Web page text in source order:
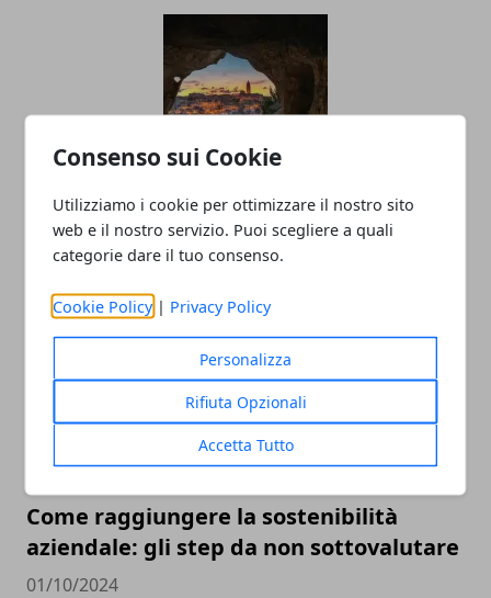
Consenso sui Cookie
Utilizziamo i cookie per ottimizzare il nostro sito
web e il nostro servizio. Puoi scegliere a quali
categorie dare il tuo consenso.
Cookie Policy | Privacy Policy
Personalizza
Rifiuta Opzionali
Accetta Tutto
Turismo sostenibile sempre più in
trend: le destinazioni da non perdere
Come raggiungere la sostenibilità
aziendale: gli step da non sottovalutare
01/10/2024